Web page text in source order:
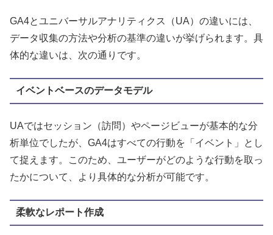
GA4とユニバーサルアナリティクス（UA）の違いには、
データ収集の方法や分析の基準の違いが挙げられます。具
体的な違いは、次の通りです。
イベントベースのデータモデル
UAではセッション（訪問）やページビューが基本的な分
析単位でしたが、GA4はすべての行動を「イベント」とし
て捉えます。このため、ユーザーがどのような行動を取っ
たかについて、より具体的な分析が可能です。
柔軟なレポート作成